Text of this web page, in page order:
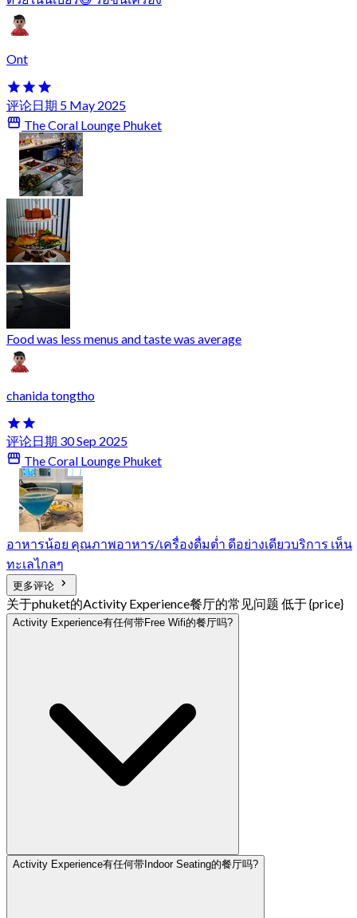
Ont
评论日期 5 May 2025
The Coral Lounge Phuket
Food was less menus and taste was average
chanida tongtho
评论日期 30 Sep 2025
The Coral Lounge Phuket
อาหารน้อย คุณภาพอาหาร/เครื่องดื่มต่ำ ดีอย่างเดียวบริการ เห็น
ทะเลไกลๆ
更多评论
关于phuket的Activity Experience餐厅的常见问题 低于 {price}
Activity Experience有任何带Free Wifi的餐厅吗?
Activity Experience有任何带Indoor Seating的餐厅吗?